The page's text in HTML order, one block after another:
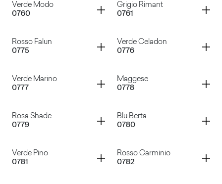
Verde Modo
0760
Container
Grigio Rimant
0761
Container
Rosso Falun
0775
Container
Verde Celadon
0776
Container
Verde Marino
0777
Container
Maggese
0778
Container
Rosa Shade
0779
Container
Blu Berta
0780
Container
Verde Pino
0781
Container
Rosso Carminio
0782
Container